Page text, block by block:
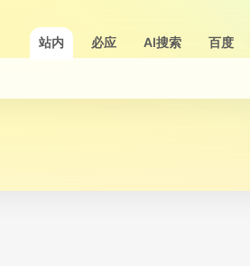
站内 必应 AI搜索 百度